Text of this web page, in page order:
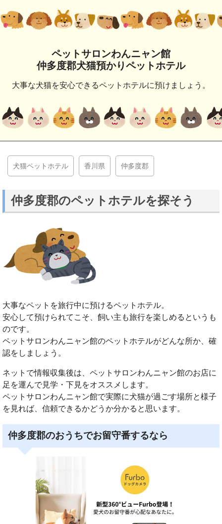
ペットサロンわんニャン館
仲多度郡犬猫預かりペットホテル
大事な犬猫を安心できるペットホテルに預けましょう。
犬猫ペットホテル 香川県 仲多度郡
仲多度郡のペットホテルを探そう
大事なペットを旅行中に預けるペットホテル。
安心して預けられてこそ、飼い主も旅行を楽しめるというも
のです。
ペットサロンわんニャン館のペットホテルがどんな所か、確
認をしましょう。
ネットで情報収集後は、ペットサロンわんニャン館のお店に
足を運んで見学・下見をオススメします。
ペットサロンわんニャン館で実際に犬猫が過ごす場所と様子
を見れば、信頼できるかどうか分かると思います。
仲多度郡のおうちでお留守番するなら